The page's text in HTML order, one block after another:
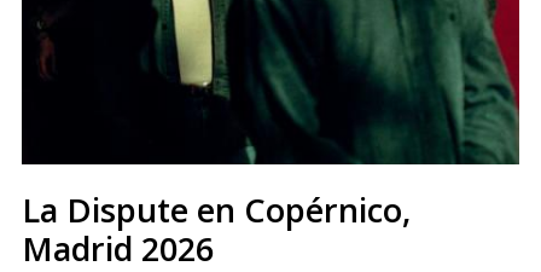
La Dispute en Copérnico,
Madrid 2026